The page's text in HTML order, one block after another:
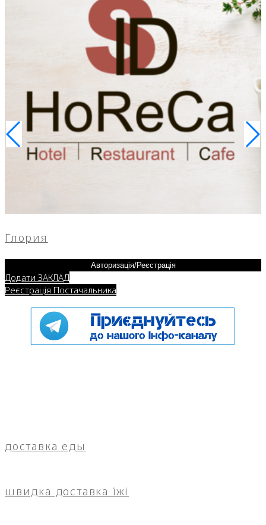
Глория
Авторизація/Реєстрація
Додати ЗАКЛАД
Реєстрація Постачальника
доставка еды
швидка доставка їжі